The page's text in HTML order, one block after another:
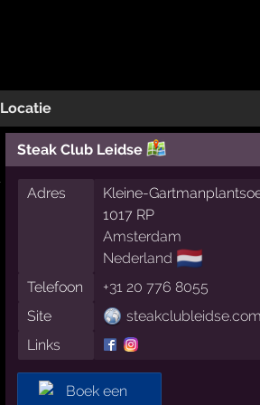
Locatie
Steak Club Leidse
Adres
Kleine-
1017 RP
Amsterdam
Nederland 🇳🇱
Telefoon
+31 20 776 8055
Site
steakclubleidse.com
Links